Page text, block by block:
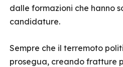
dalle formazioni che hanno
candidature.
Sempre che il terremoto
prosegua, creando fratture